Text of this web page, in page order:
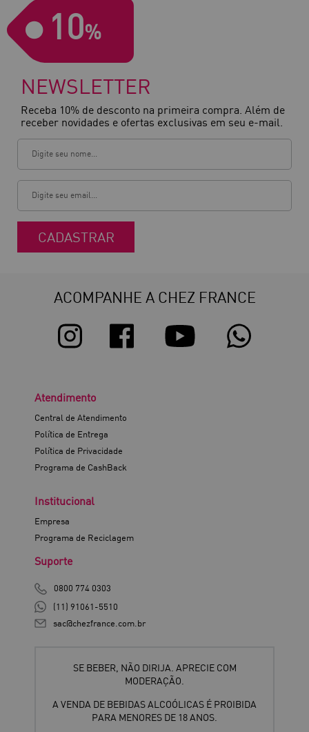
10%
NEWSLETTER
Receba 10% de desconto na primeira compra. Além de
receber novidades e ofertas exclusivas em seu e-mail.
CADASTRAR
ACOMPANHE A CHEZ FRANCE
Atendimento
Central de Atendimento
Política de Entrega
Política de Privacidade
Programa de CashBack
Institucional
Empresa
Programa de Reciclagem
Suporte
0800 774 0303
(11) 91061-5510
sac@chezfrance.com.br
SE BEBER, NÃO DIRIJA. APRECIE COM
MODERAÇÃO.
A VENDA DE BEBIDAS ALCOÓLICAS É PROIBIDA
PARA MENORES DE 18 ANOS.